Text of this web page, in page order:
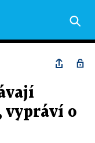
vypráví o